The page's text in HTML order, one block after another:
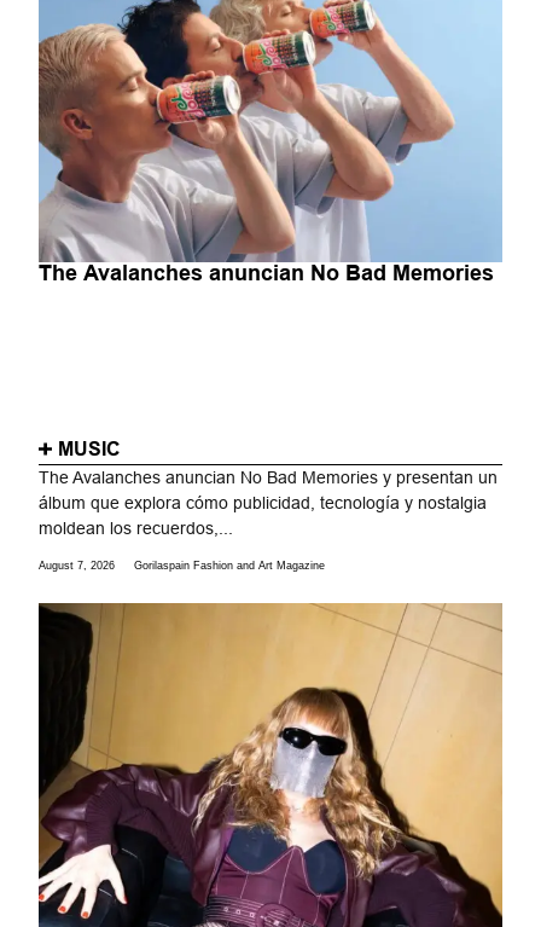
The Avalanches anuncian No Bad Memories
MUSIC
The Avalanches anuncian No Bad Memories y presentan un
álbum que explora cómo publicidad, tecnología y nostalgia
moldean los recuerdos,...
August 7, 2026 Gorilaspain Fashion and Art Magazine